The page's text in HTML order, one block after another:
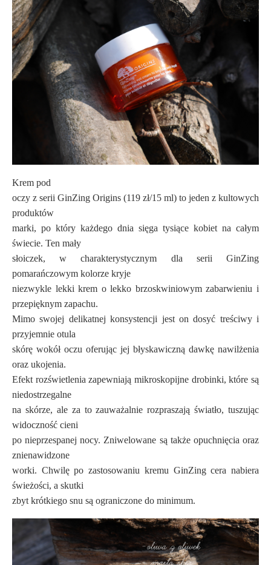
Krem pod
oczy z serii GinZing Origins (119 zł/15 ml) to jeden z kultowych
produktów
marki, po który każdego dnia sięga tysiące kobiet na całym
świecie. Ten mały
słoiczek, w charakterystycznym dla serii GinZing
pomarańczowym kolorze kryje
niezwykle lekki krem o lekko brzoskwiniowym zabarwieniu i
przepięknym zapachu.
Mimo swojej delikatnej konsystencji jest on dosyć treściwy i
przyjemnie otula
skórę wokół oczu oferując jej błyskawiczną dawkę nawilżenia
oraz ukojenia.
Efekt rozświetlenia zapewniają mikroskopijne drobinki, które są
niedostrzegalne
na skórze, ale za to zauważalnie rozpraszają światło, tuszując
widoczność cieni
po nieprzespanej nocy. Zniwelowane są także opuchnięcia oraz
znienawidzone
worki. Chwilę po zastosowaniu kremu GinZing cera nabiera
świeżości, a skutki
zbyt krótkiego snu są ograniczone do minimum.